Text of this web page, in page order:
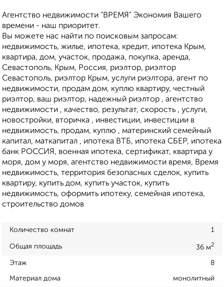
Агентство недвижимости "ВРЕМЯ" Экономия Вашего
времени - наш приоритет.
Вы можете нас найти по поисковым запросам:
недвижимость, жилье, ипотека, кредит, ипотека Крым,
квартира, дом, участок, продажа, покупка, аренда,
Севастополь, Крым, Россия, риэлтор, риэлтор
Севастополь, риэлтор Крым, услуги риэлтора, агент по
недвижимости, продам дом, куплю квартиру, честный
риэлтор, ваш риэлтор, надежный риэлтор , агентство
недвижимости , качество, результат, скорость , услуги,
новостройки, вторичка , инвестиции, инвестиции в
недвижимость, продам, куплю , материнский семейный
капитал, маткапитал , ипотека ВТБ, ипотека СБЕР, ипотека
банк РОССИЯ, военная ипотека, сертификат, квартира у
моря, дом у моря, агентство недвижимости время, Время
недвижимость, территория безопасных сделок, купить
квартиру, купить дом, купить участок, купить
недвижимость, оформить ипотеку, семейная ипотека,
строительство домов
Количество комнат 1
Общая площадь 36 м2
Этаж 8
Материал дома монолитный